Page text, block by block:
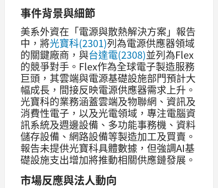
事件背景與細節
美系外資在「電源與散熱解決方案」報告
中，將光寶科(2301)列為電源供應器領域
的關鍵廠商，與台達電(2308)並列為Flex
的競爭對手。Flex作為全球電子製造服務
巨頭，其雲端與電源基礎設施部門預計大
幅成長，間接反映電源供應器需求上升。
光寶科的業務涵蓋雲端及物聯網、資訊及
消費性電子，以及光電領域，專注電腦資
訊系統及週邊設備、多功能事務機、資料
儲存設備、網路設備等製造加工及買賣。
報告未提供光寶科具體數據，但強調AI基
礎設施支出增加將推動相關供應鏈發展。
市場反應與法人動向